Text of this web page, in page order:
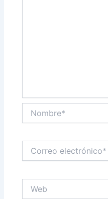
electrónico*